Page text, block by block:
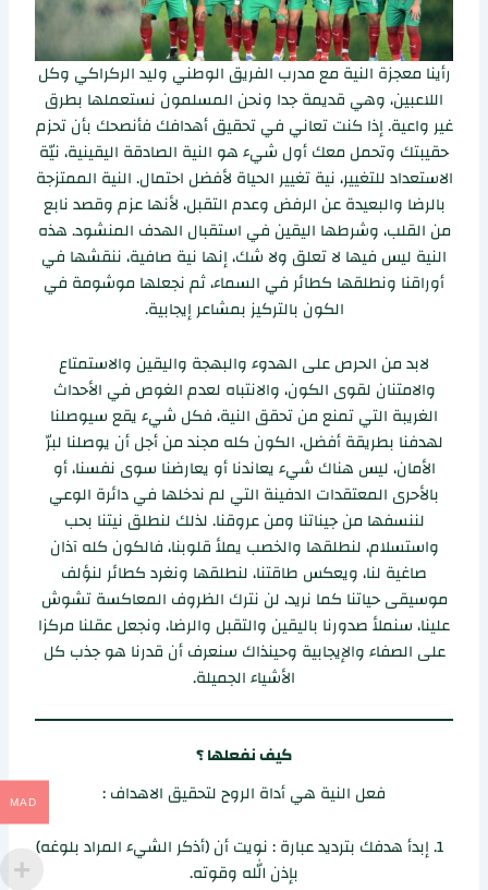
رأينا معجزة النية مع مدرب الفريق الوطني وليد الركراكي وكل
اللاعبين، وهي قديمة جدا ونحن المسلمون نستعملها بطرق
غير واعية. إذا كنت تعاني في تحقيق أهدافك فأنصحك بأن تحزم
حقيبتك وتحمل معك أول شيء هو النية الصادقة اليقينية، نيّة
الاستعداد للتغيير، نية تغيير الحياة لأفضل احتمال. النية الممتزجة
بالرضا والبعيدة عن الرفض وعدم التقبل، لأنها عزم وقصد نابع
من القلب، وشرطها اليقين في استقبال الهدف المنشود. هذه
النية ليس فيها لا تعلق ولا شك، إنها نية صافية، ننقشها في
أوراقنا ونطلقها كطائر في السماء، ثم نجعلها موشومة في
الكون بالتركيز بمشاعر إيجابية.
لابد من الحرص على الهدوء والبهجة واليقين والاستمتاع
والامتنان لقوى الكون، والانتباه لعدم الغوص في الأحداث
الغريبة التي تمنع من تحقق النية، فكل شيء يقع سيوصلنا
لهدفنا بطريقة أفضل، الكون كله مجند من أجل أن يوصلنا لبرّ
الأمان، ليس هناك شيء يعاندنا أو يعارضنا سوى نفسنا، أو
بالأحرى المعتقدات الدفينة التي لم ندخلها في دائرة الوعي
لننسفها من جيناتنا ومن عروقنا. لذلك لنطلق نيتنا بحب
واستسلام، لنطلقها والخصب يملأ قلوبنا، فالكون كله آذان
صاغية لنا، ويعكس طاقتنا، لنطلقها ونغرد كطائر لنؤلف
موسيقى حياتنا كما نريد، لن نترك الظروف المعاكسة تشوش
علينا، سنملأ صدورنا باليقين والتقبل والرضا، ونجعل عقلنا مركزا
على الصفاء والإيجابية وحينذاك سنعرف أن قدرنا هو جذب كل
الأشياء الجميلة.
كيف نفعلها ؟
فعل النية هي أداة الروح لتحقيق الاهداف :
1. إبدأ هدفك بترديد عبارة : نويت أن (أذكر الشيء المراد بلوغه)
بإذن الله وقوته.
MAD